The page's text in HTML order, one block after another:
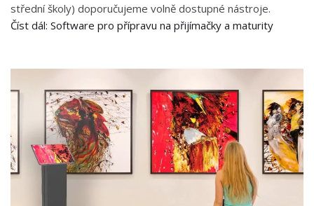
střední školy) doporučujeme volně dostupné nástroje.
Číst dál: Software pro přípravu na přijímačky a maturity